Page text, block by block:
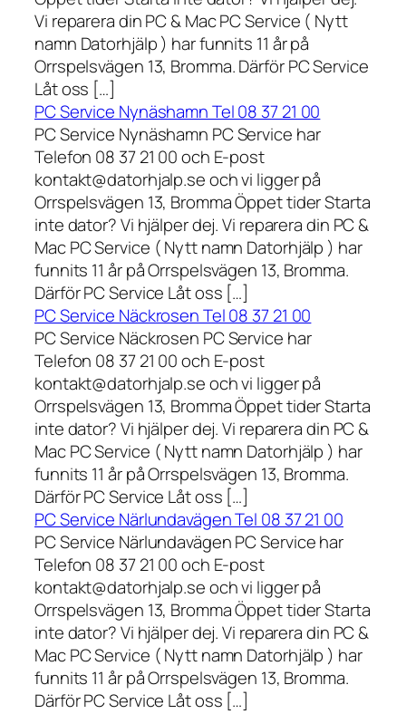
Vi reparera din PC & Mac PC Service ( Nytt
namn Datorhjälp ) har funnits 11 år på
Orrspelsvägen 13, Bromma. Därför PC Service
Låt oss […]
PC Service Nynäshamn Tel 08 37 21 00
PC Service Nynäshamn PC Service har
Telefon 08 37 21 00 och E-post
kontakt@datorhjalp.se och vi ligger på
Orrspelsvägen 13, Bromma Öppet tider Starta
inte dator? Vi hjälper dej. Vi reparera din PC &
Mac PC Service ( Nytt namn Datorhjälp ) har
funnits 11 år på Orrspelsvägen 13, Bromma.
Därför PC Service Låt oss […]
PC Service Näckrosen Tel 08 37 21 00
PC Service Näckrosen PC Service har
Telefon 08 37 21 00 och E-post
kontakt@datorhjalp.se och vi ligger på
Orrspelsvägen 13, Bromma Öppet tider Starta
inte dator? Vi hjälper dej. Vi reparera din PC &
Mac PC Service ( Nytt namn Datorhjälp ) har
funnits 11 år på Orrspelsvägen 13, Bromma.
Därför PC Service Låt oss […]
PC Service Närlundavägen Tel 08 37 21 00
PC Service Närlundavägen PC Service har
Telefon 08 37 21 00 och E-post
kontakt@datorhjalp.se och vi ligger på
Orrspelsvägen 13, Bromma Öppet tider Starta
inte dator? Vi hjälper dej. Vi reparera din PC &
Mac PC Service ( Nytt namn Datorhjälp ) har
funnits 11 år på Orrspelsvägen 13, Bromma.
Därför PC Service Låt oss […]